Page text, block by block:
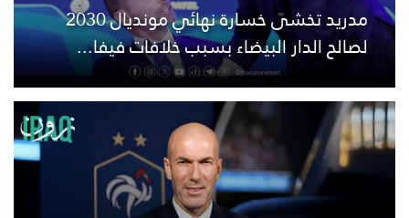
مدريد تخشى خسارة نهائي مونديال 2030
لصالح الدار البيضاء بسبب خلافات فيفا...